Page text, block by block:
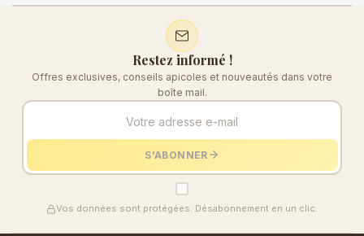
Restez informé !
Offres exclusives, conseils apicoles et nouveautés dans votre
boîte mail.
S'ABONNER
Vos données sont protégées. Désabonnement en un clic.